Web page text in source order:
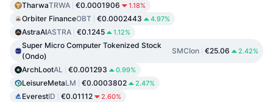
TharwaTRWA €0.0001906 1.18%
Orbiter FinanceOBT €0.0002443 4.97%
AstraAIASTRA €0.1245 1.12%
Super Micro Computer Tokenized Stock
(Ondo)
SMCIon €25.06 2.42%
ArchLootAL €0.001293 0.99%
LeisureMetaLM €0.0003802 2.47%
EverestID €0.01112 2.60%